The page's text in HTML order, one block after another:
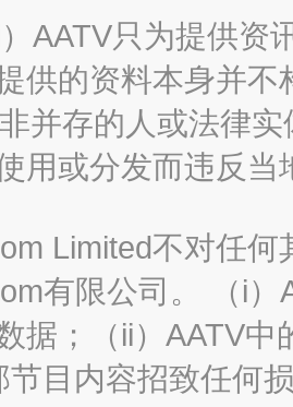
AATV只为提供资
供的资料本身并
非并存的人或法律
用或分发而违反当
Limited不对任
有限公司。 （i
据；（ii）AATV
节目内容招致任何